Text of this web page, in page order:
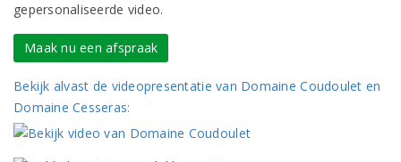
gepersonaliseerde video.
Maak nu een afspraak
Bekijk alvast de videopresentatie van Domaine Coudoulet en
Domaine Cesseras: